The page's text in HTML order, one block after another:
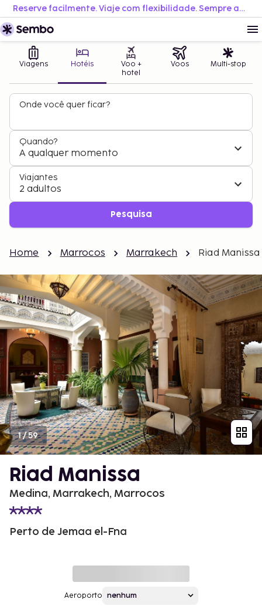
Reserve facilmente. Viaje com flexibilidade. Sempre ao melhor preço.
Viagens Hotéis
Voo +
hotel
Voos Multi-stop
Onde você quer ficar?
Quando?
A qualquer momento
Viajantes
2 adultos
Pesquisa
Home Marrocos Marrakech Riad Manissa
1/59
Riad Manissa
Medina, Marrakech, Marrocos
Perto de Jemaa el-Fna
Aeroporto